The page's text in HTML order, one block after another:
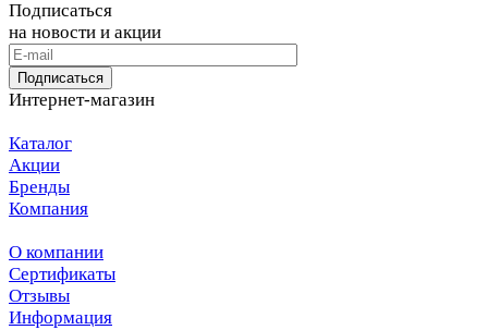
Подписаться
на новости и акции
Подписаться
Интернет-магазин
Каталог
Акции
Бренды
Компания
О компании
Сертификаты
Отзывы
Информация